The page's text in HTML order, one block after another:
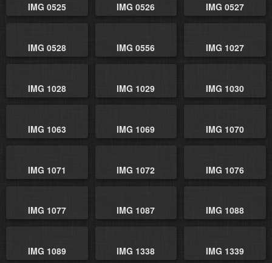
IMG 0525 IMG 0526 IMG 0527
IMG 0528 IMG 0556 IMG 1027
IMG 1028 IMG 1029 IMG 1030
IMG 1063 IMG 1069 IMG 1070
IMG 1071 IMG 1072 IMG 1076
IMG 1077 IMG 1087 IMG 1088
IMG 1089 IMG 1338 IMG 1339